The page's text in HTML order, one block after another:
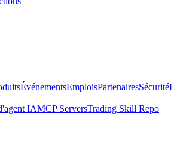
ÉvénementsEmploisPartenairesSécurité
IAMCP ServersTrading Skill Repo